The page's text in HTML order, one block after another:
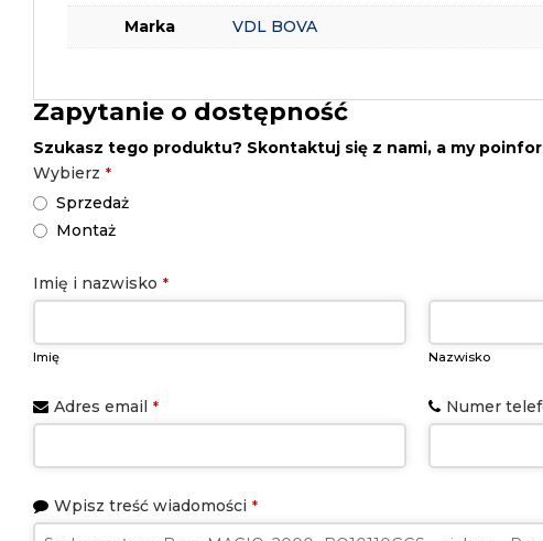
Marka VDL BOVA
Zapytanie o dostępność
Szukasz tego produktu? Skontaktuj się z nami, a my
Wybierz *
Sprzedaż
Montaż
Imię i nazwisko *
Imię Nazwisko
Adres email * Numer
Wpisz treść wiadomości *